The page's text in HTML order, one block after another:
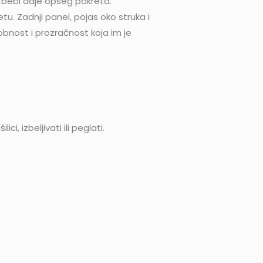
Zadnji panel, pojas oko struka i
i prozračnost koja im je
izbeljivati ili peglati.